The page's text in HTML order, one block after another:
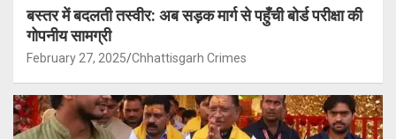
बस्तर में बदलती तस्वीर: अब सड़क मार्ग से पहुँची बोर्ड परीक्षा की
गोपनीय सामग्री
February 27, 2025 Chhattisgarh Crimes